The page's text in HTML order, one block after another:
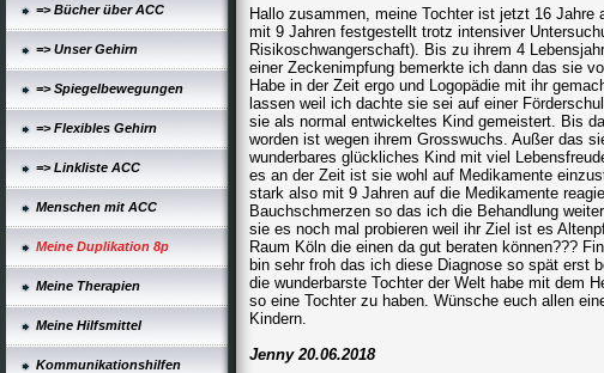
=> Bücher über ACC
=> Unser Gehirn
=> Spiegelbewegungen
=> Flexibles Gehirn
=> Linkliste ACC
Menschen mit ACC
Meine Duplikation 8p
Meine Therapien
Meine Hilfsmittel
Kommunikationshilfen
Hallo zusammen, meine Tochter ist jetzt 16 Jahre
mit 9 Jahren festgestellt trotz intensiver
Risikoschwangerschaft). Bis zu ihrem 4
einer Zeckenimpfung bemerkte ich dann das sie
Habe in der Zeit ergo und Logopädie mit ihr
lassen weil ich dachte sie sei auf einer
sie als normal entwickeltes Kind gemeistert. Bis
worden ist wegen ihrem Grosswuchs. Außer das
wunderbares glückliches Kind mit viel
es an der Zeit ist sie wohl auf Medikamente
stark also mit 9 Jahren auf die Medikamente
Bauchschmerzen so das ich die Behandlung
sie es noch mal probieren weil ihr Ziel ist es
Raum Köln die einen da gut beraten können???
bin sehr froh das ich diese Diagnose so spät erst
die wunderbarste Tochter der Welt habe mit dem
so eine Tochter zu haben. Wünsche euch allen
Kindern.
Jenny 20.06.2018